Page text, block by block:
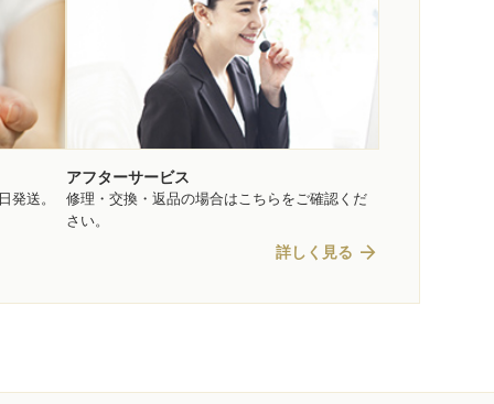
発送。
アフターサービス
修理・交換・返品の場合はこちらをご確認くだ
さい。
詳しく見る arrow_forward